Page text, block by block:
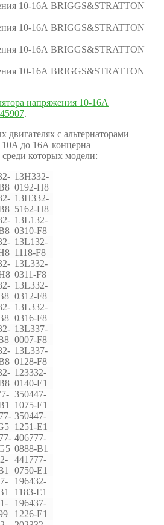
10-16А BRIGGS&STRATTON
10-16А BRIGGS&STRATTON
10-16А BRIGGS&STRATTON
10-16А BRIGGS&STRATTON
напряжения 10-16А
.
двигателях с альтернаторами
до 16А концерна
среди которых модели:
13H332-
0192-H8
13H332-
5162-H8
13L132-
0310-F8
13L132-
1118-F8
13L332-
0311-F8
13L332-
0312-F8
13L332-
0316-F8
13L337-
0007-F8
13L337-
0128-F8
123332-
0140-E1
350447-
1075-E1
350447-
1251-E1
406777-
0888-B1
441777-
0750-E1
196432-
1183-E1
196437-
1226-E1